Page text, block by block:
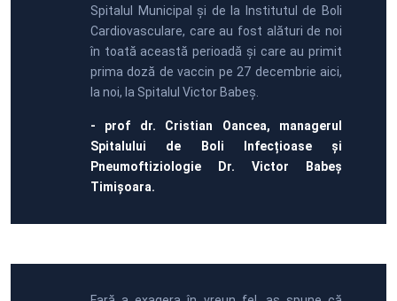
Spitalul Municipal și de la Institutul de Boli
Cardiovasculare, care au fost alături de noi
în toată această perioadă și care au primit
prima doză de vaccin pe 27 decembrie aici,
la noi, la Spitalul Victor Babeș.
- prof dr. Cristian Oancea, managerul
Spitalului de Boli Infecțioase și
Pneumoftiziologie Dr. Victor Babeș
Timișoara.